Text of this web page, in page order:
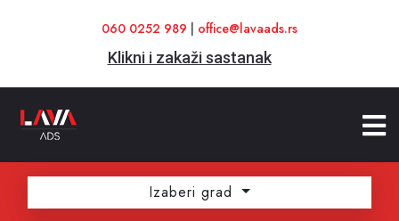
060 0252 989 office@lavaads.rs
Klikni i zakaži sastanak
Izaberi grad